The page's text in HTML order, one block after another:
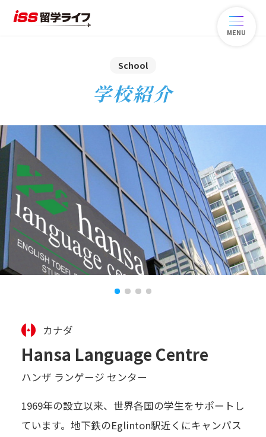
MENU
School
学校紹介
カナダ
Hansa Language Centre
ハンザ ランゲージ センター
1969年の設立以来、世界各国の学生をサポートし
ています。地下鉄のEglinton駅近くにキャンパス